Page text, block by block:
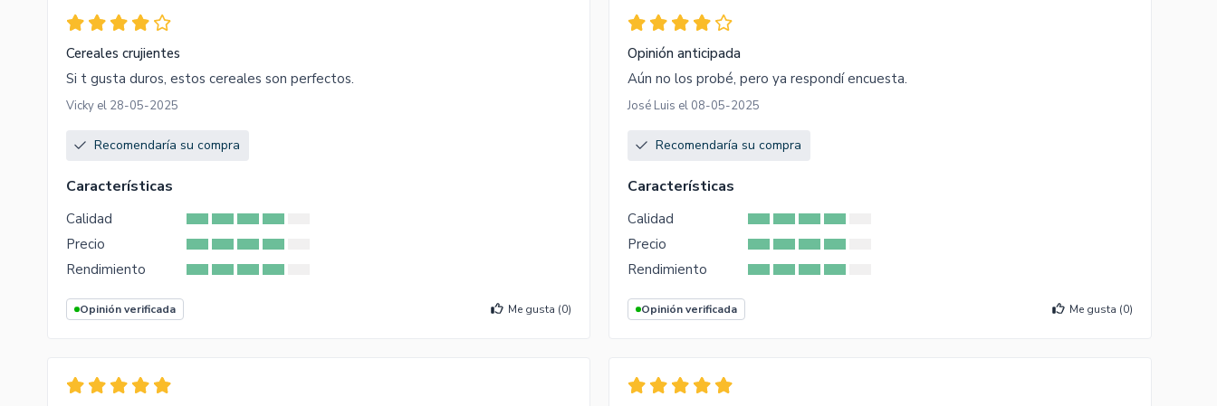
Cereales crujientes
Si t gusta duros, estos cereales son perfectos.
Vicky el 28-05-2025
Recomendaría su compra
Características
Calidad
Precio
Rendimiento
Opinión verificada Me gusta (0)
Opinión anticipada
Aún no los probé, pero ya respondí encuesta.
José Luis el 08-05-2025
Recomendaría su compra
Características
Calidad
Precio
Rendimiento
Opinión verificada Me gusta (0)